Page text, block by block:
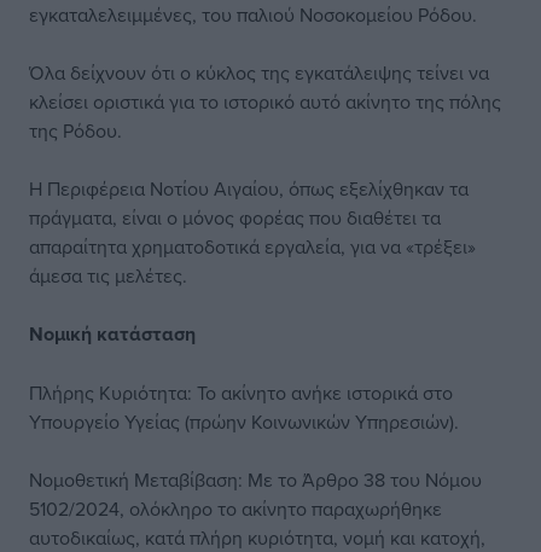
εγκαταλελειμμένες, του παλιού Νοσοκομείου Ρόδου.
Όλα δείχνουν ότι ο κύκλος της εγκατάλειψης τείνει να
κλείσει οριστικά για το ιστορικό αυτό ακίνητο της πόλης
της Ρόδου.
Η Περιφέρεια Νοτίου Αιγαίου, όπως εξελίχθηκαν τα
πράγματα, είναι ο μόνος φορέας που διαθέτει τα
απαραίτητα χρηματοδοτικά εργαλεία, για να «τρέξει»
άμεσα τις μελέτες.
Νομική κατάσταση
Πλήρης Κυριότητα: Το ακίνητο ανήκε ιστορικά στο
Υπουργείο Υγείας (πρώην Κοινωνικών Υπηρεσιών).
Νομοθετική Μεταβίβαση: Με το Άρθρο 38 του Νόμου
5102/2024, ολόκληρο το ακίνητο παραχωρήθηκε
αυτοδικαίως, κατά πλήρη κυριότητα, νομή και κατοχή,